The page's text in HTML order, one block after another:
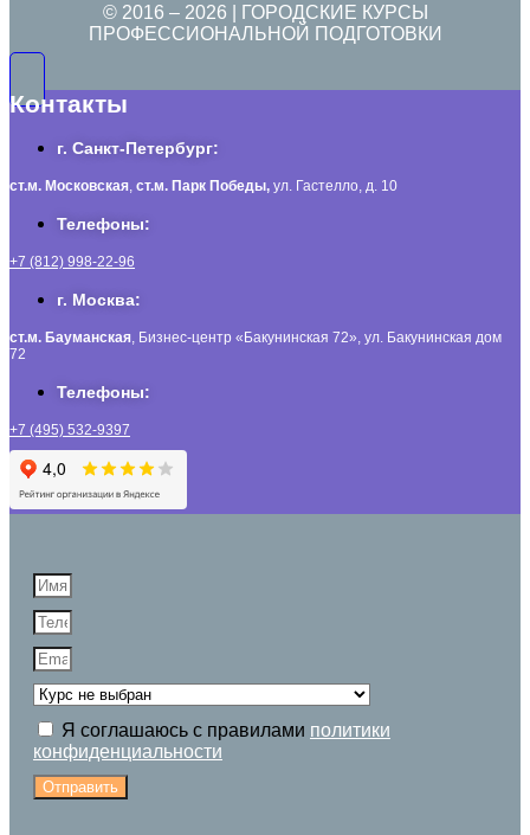
© 2016 – 2026 | ГОРОДСКИЕ КУРСЫ
ПРОФЕССИОНАЛЬНОЙ ПОДГОТОВКИ
Контакты
г. Санкт-Петербург:
ст.м. Московская, ст.м. Парк Победы, ул. Гастелло, д. 10
Телефоны:
+7 (812) 998-22-96
г. Москва:
ст.м. Бауманская, Бизнес-центр «Бакунинская 72», ул. Бакунинская дом
72
Телефоны:
+7 (495) 532-9397
Я соглашаюсь с правилами политики
конфиденциальности
Отправить